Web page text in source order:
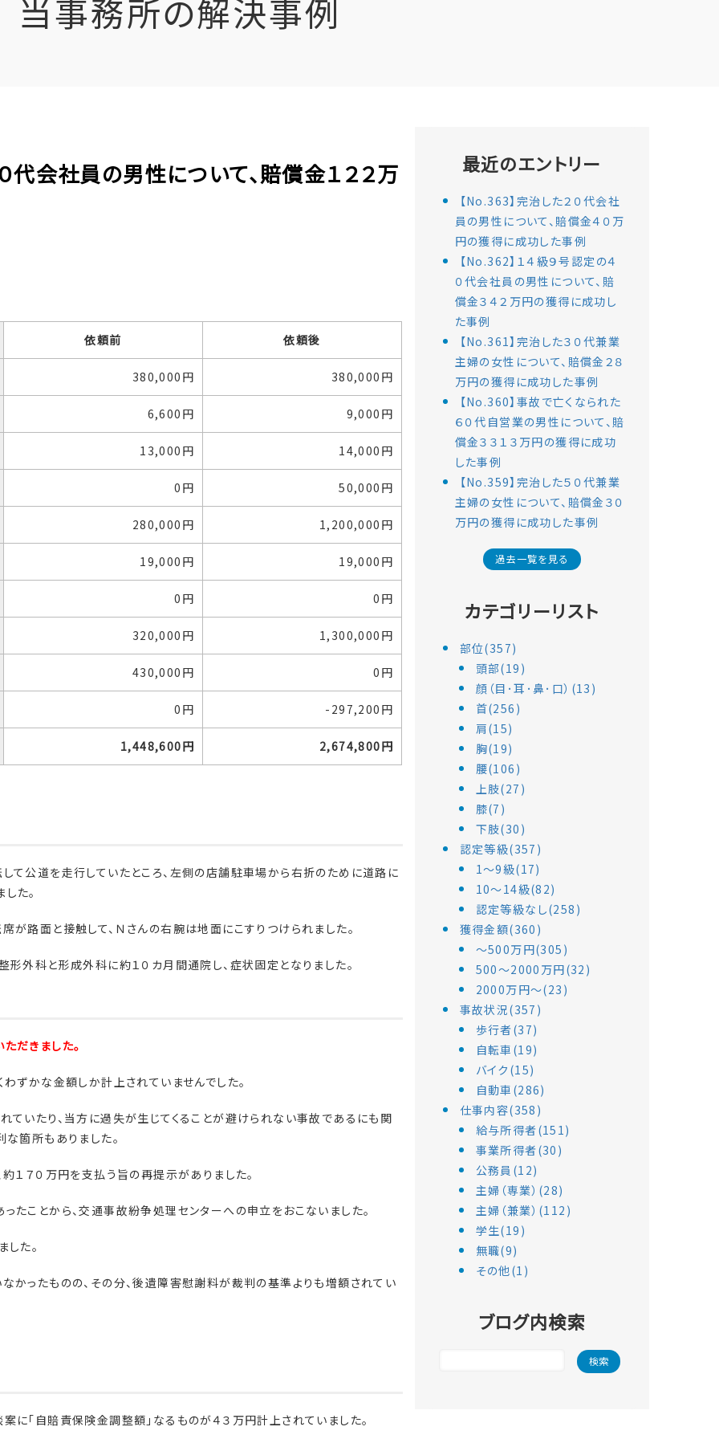
当事務所の解決事例
代会社員の男性について、賠償金１２２万
依頼前 依頼後
380,000円 380,000円
6,600円 9,000円
13,000円 14,000円
0円 50,000円
280,000円 1,200,000円
19,000円 19,000円
0円 0円
320,000円 1,300,000円
430,000円 0円
0円 -297,200円
1,448,600円 2,674,800円
て公道を走行していたところ、左側の店舗駐車場から右折のために道路に
た。
路面と接触して、Ｎさんの右腕は地面にこすりつけられました。
外科と形成外科に約１０カ月間通院し、症状固定となりました。
だきました。
ずかな金額しか計上されていませんでした。
ていたり、当方に過失が生じてくることが避けられない事故であるにも関
箇所もありました。
１７０万円を支払う旨の再提示がありました。
たことから、交通事故紛争処理センターへの申立をおこないました。
た。
かったものの、その分、後遺障害慰謝料が裁判の基準よりも増額されてい
に「自賠責保険金調整額」なるものが４３万円計上されていました。
最近のエントリー
【No.363】完治した２０代会社
員の男性について、賠償金４０万
円の獲得に成功した事例
【No.362】１４級９号認定の４
０代会社員の男性について、賠
償金３４２万円の獲得に成功し
た事例
【No.361】完治した３０代兼業
主婦の女性について、賠償金２８
万円の獲得に成功した事例
【No.360】事故で亡くなられた
６０代自営業の男性について、賠
償金３３１３万円の獲得に成功
した事例
【No.359】完治した５０代兼業
主婦の女性について、賠償金３０
万円の獲得に成功した事例
過去一覧を見る
カテゴリーリスト
部位(357)
頭部(19)
顔（目･耳･鼻･口）(13)
首(256)
肩(15)
胸(19)
腰(106)
上肢(27)
膝(7)
下肢(30)
認定等級(357)
1～9級(17)
10～14級(82)
認定等級なし(258)
獲得金額(360)
～500万円(305)
500～2000万円(32)
2000万円～(23)
事故状況(357)
歩行者(37)
自転車(19)
バイク(15)
自動車(286)
仕事内容(358)
給与所得者(151)
事業所得者(30)
公務員(12)
主婦（専業）(28)
主婦（兼業）(112)
学生(19)
無職(9)
その他(1)
ブログ内検索